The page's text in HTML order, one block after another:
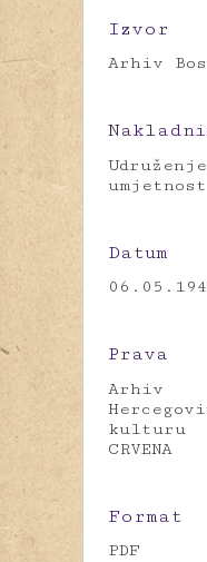
Izvor
Arhiv
umjetnost
Datum
Prava
CRVENA
Format
PDF